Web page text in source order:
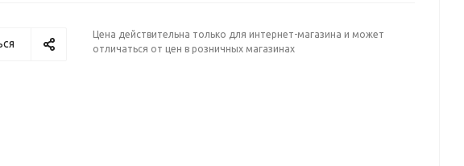
Цена действительна только для интернет-магазина и может
отличаться от цен в розничных магазинах